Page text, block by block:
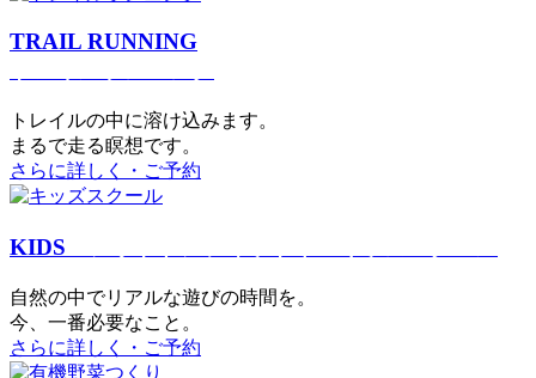
TRAIL RUNNING
トレイルの中に溶け込みます。
まるで⾛る瞑想です。
さらに詳しく・ご予約
KIDS
⾃然の中でリアルな遊びの時間を。
今、⼀番必要なこと。
さらに詳しく・ご予約